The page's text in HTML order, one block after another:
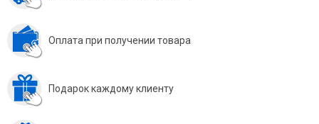
Оплата при получении товара
Подарок каждому клиенту